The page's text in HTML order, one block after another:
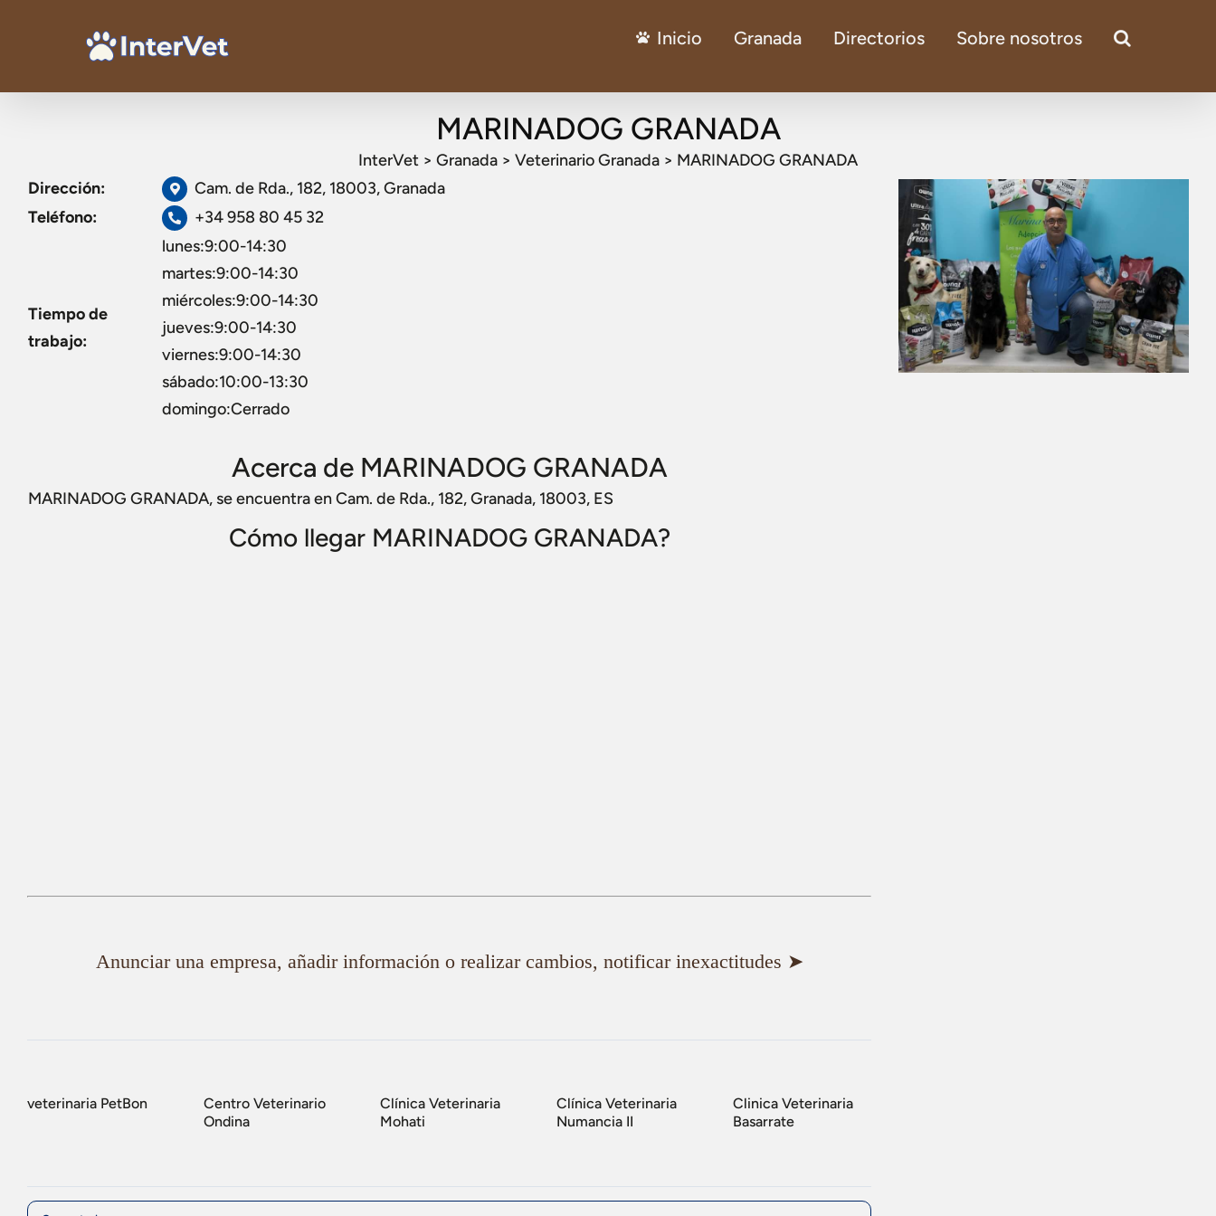
Inicio Granada Directorios Sobre nosotros
MARINADOG GRANADA
InterVet > Granada > Veterinario Granada > MARINADOG GRANADA
Dirección:
Cam. de Rda., 182, 18003, Granada
Teléfono:
+34 958 80 45 32
Tiempo de
trabajo:
lunes:9:00-14:30
martes:9:00-14:30
miércoles:9:00-14:30
jueves:9:00-14:30
viernes:9:00-14:30
sábado:10:00-13:30
domingo:Cerrado
Acerca de MARINADOG GRANADA
MARINADOG GRANADA, se encuentra en Cam. de Rda., 182, Granada, 18003, ES
Cómo llegar MARINADOG GRANADA?
Anunciar una empresa, añadir información o realizar cambios, notificar inexactitudes ➤
veterinaria PetBon
Centro Veterinario
Ondina
Clínica Veterinaria
Mohati
Clínica Veterinaria
Numancia II
Clinica Veterinaria
Basarrate